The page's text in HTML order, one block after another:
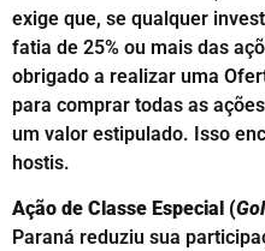
exige que, se qualquer
fatia de 25% ou mais das
obrigado a realizar uma
para comprar todas as
um valor estipulado. Isso
hostis.
Ação de Classe Especial (
Paraná reduziu sua